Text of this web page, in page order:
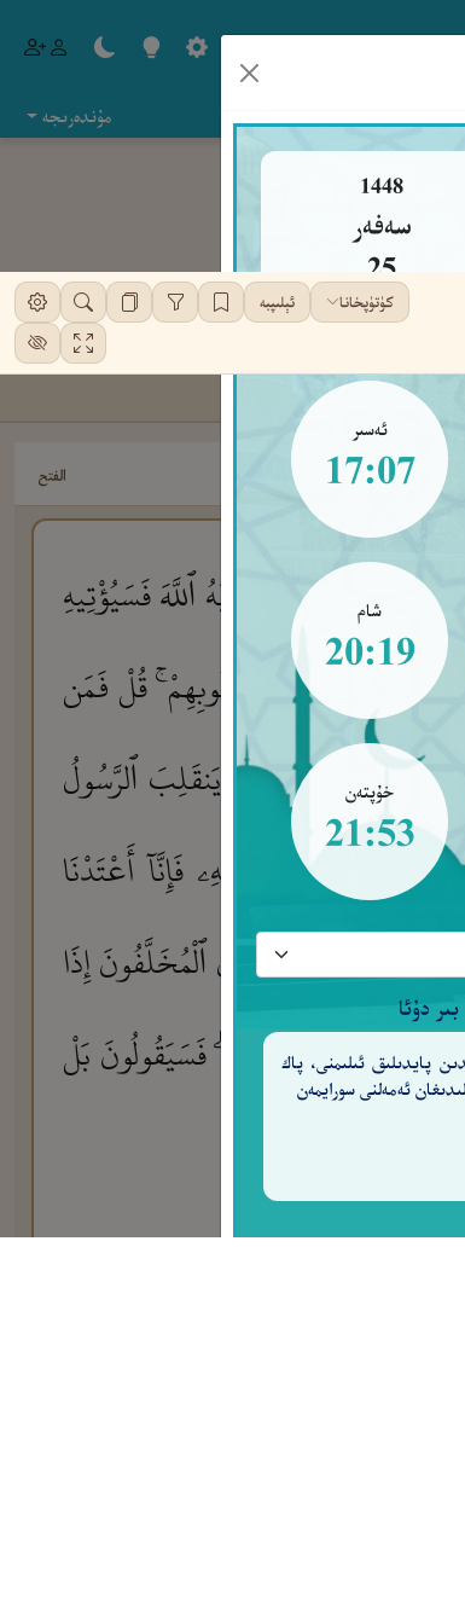
1448
سەفەر
25
شەنبە
ئەسىر
17:07
شام
20:19
خۇپتەن
21:53
بىر دۇئا
پايدىلىق ئىلىمنى، پاك
ئەمەلنى سورايمەن
مۇندەرىجە
كۈتۈپخانا ئېلىپبە
الفتح
أَوْفَىٰ بِمَا عَـٰهَدَ عَلَيْهُ ٱللَّهَ فَسَيُؤْتِيهِ
مَّا لَيْسَ فِى قُلُوبِهِمْ ۚ قُلْ فَمَن
١١
بَلْ ظَنَنتُمْ أَن لَّن يَنقَلِبَ ٱلرَّسُولُ
يُؤْمِنۢ بِٱللَّهِ وَرَسُولِهِۦ فَإِنَّآ أَعْتَدْنَا
رَّحِيمًا
سَيَقُولُ ٱلْمُخَلَّفُونَ إِذَا
قَالَ ٱللَّهُ مِن قَبْلُ ۖ فَسَيَقُولُونَ بَلْ